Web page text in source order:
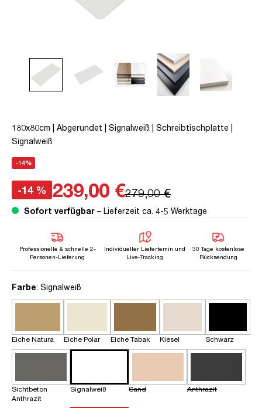
180x80cm | Abgerundet | Signalweiß | Schreibtischplatte |
Signalweiß
-14%
-14 % 239,00 €279,00 €
Sofort verfügbar – Lieferzeit ca. 4-5 Werktage
Professionelle & schnelle 2-
Personen-Lieferung
Individueller Liefertemin und
Live-Tracking
30 Tage kostenlose
Rücksendung
Farbeauswählen
: Signalweiß
Eiche Natura Eiche Polar Eiche Tabak Kiesel Schwarz
Sichtbeton
Anthrazit
Signalweiß Sand Anthrazit